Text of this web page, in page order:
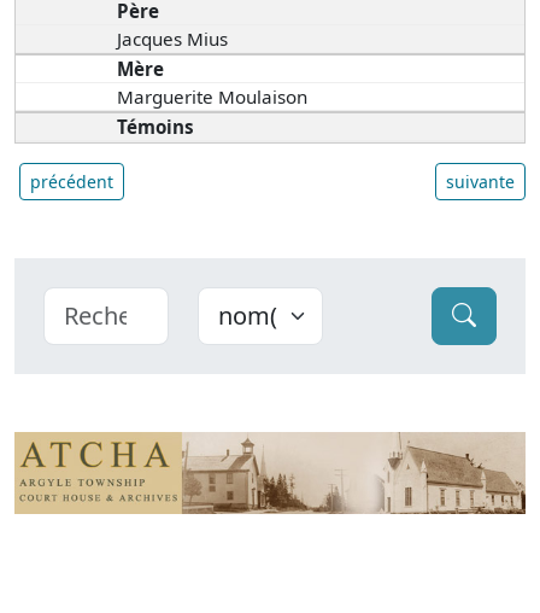
Père
Jacques Mius
Mère
Marguerite Moulaison
Témoins
précédent suivante